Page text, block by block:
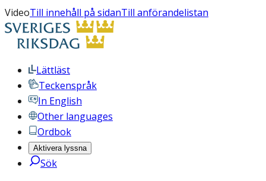
VideoTill innehåll på sidanTill anförandelistan
Lättläst
Teckenspråk
In English
Other languages
Ordbok
Aktivera lyssna
Sök